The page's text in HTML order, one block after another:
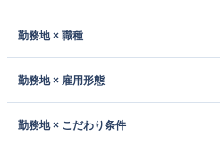
勤務地 × 職種
勤務地 × 雇用形態
勤務地 × こだわり条件